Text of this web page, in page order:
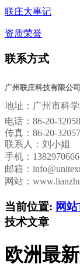
联庄大事记
资质荣誉
联系方式
广州联庄科技有限公司
地址： 广州市科
电话： 86-20-
传真： 86-20-
联系人：刘小姐
手机：
邮箱：
网站：
当前位置: 网
技术文章
欧洲最